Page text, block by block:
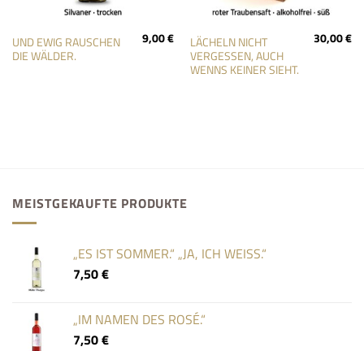
UND EWIG RAUSCHEN
DIE WÄLDER.
9,00€
LÄCHELN NICHT
VERGESSEN, AUCH
WENNS KEINER SIEHT.
30,00€
MEISTGEKAUFTE PRODUKTE
„ES IST SOMMER.“ „JA, ICH WEISS.“
7,50€
„IM NAMEN DES ROSÉ.“
7,50€